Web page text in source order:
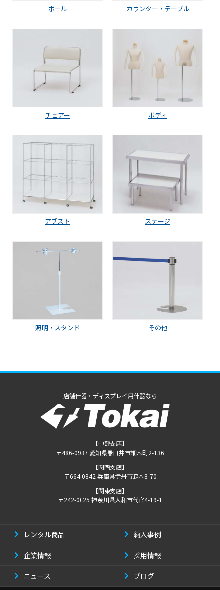
ポール カウンター・テーブル
チェアー ボディ
アブスト ステージ
照明・スタンド その他
店舗什器・ディスプレイ用什器なら
【中部支店】
〒486-0937 愛知県春日井市細木町2-136
【関西支店】
〒664-0842 兵庫県伊丹市森本8-70
【関東支店】
〒242-0025 神奈川県大和市代官4-19-1
レンタル商品 納入事例
企業情報 採用情報
ニュース ブログ